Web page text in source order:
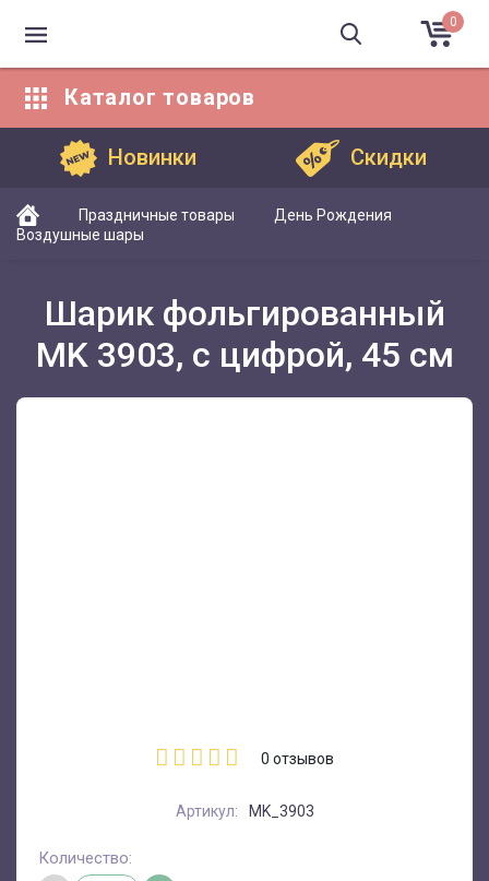
0
Каталог товаров
Новинки Скидки
Праздничные товары
День Рождения
Воздушные шары
Шарик фольгированный
MK 3903, с цифрой, 45 см
0 отзывов
Артикул: MK_3903
Количество: